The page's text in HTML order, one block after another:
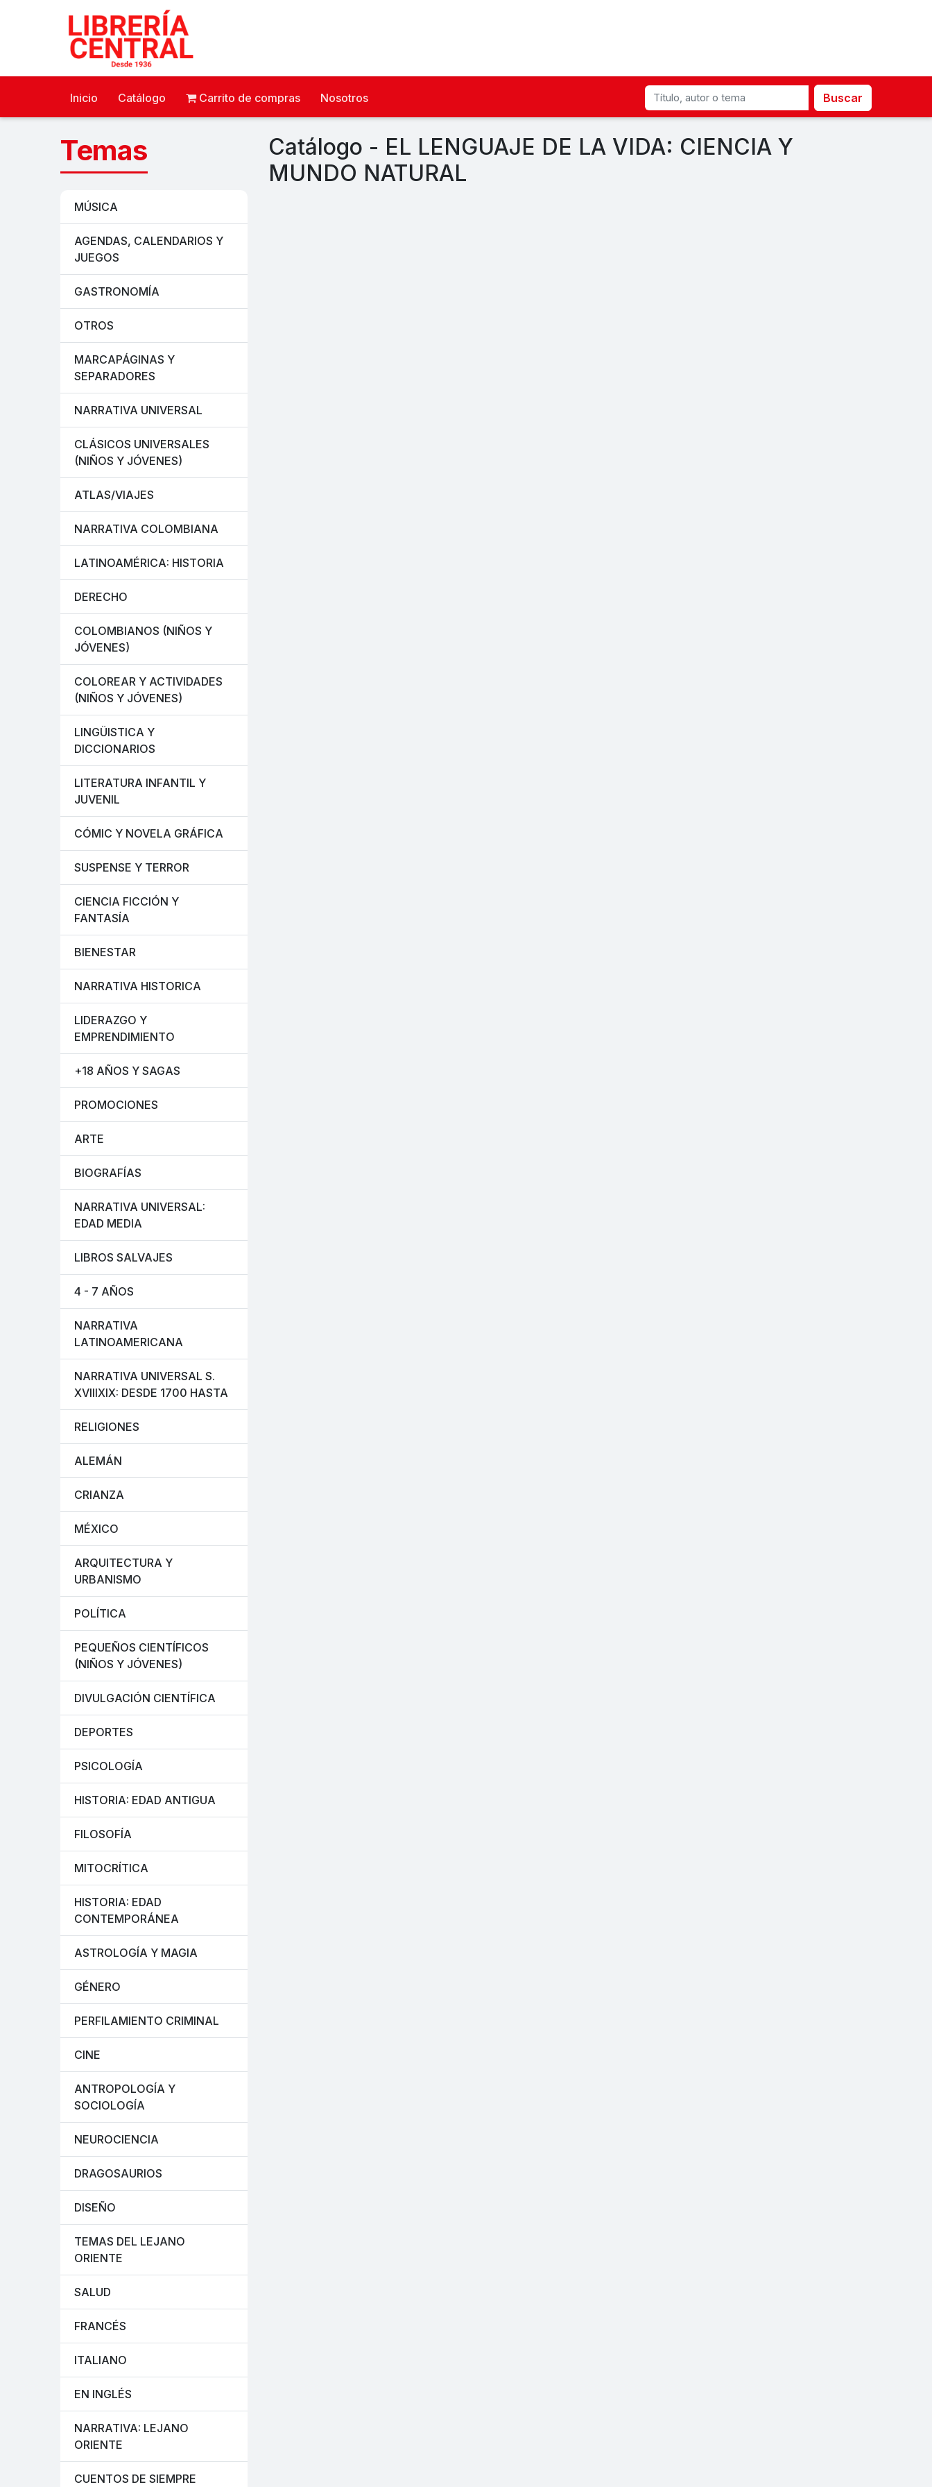
Inicio Catálogo Carrito de compras Nosotros Buscar
Temas
MÚSICA
AGENDAS, CALENDARIOS Y
JUEGOS
GASTRONOMÍA
OTROS
MARCAPÁGINAS Y
SEPARADORES
NARRATIVA UNIVERSAL
CLÁSICOS UNIVERSALES
(NIÑOS Y JÓVENES)
ATLAS/VIAJES
NARRATIVA COLOMBIANA
LATINOAMÉRICA: HISTORIA
DERECHO
COLOMBIANOS (NIÑOS Y
JÓVENES)
COLOREAR Y ACTIVIDADES
(NIÑOS Y JÓVENES)
LINGÜISTICA Y
DICCIONARIOS
LITERATURA INFANTIL Y
JUVENIL
CÓMIC Y NOVELA GRÁFICA
SUSPENSE Y TERROR
CIENCIA FICCIÓN Y
FANTASÍA
BIENESTAR
NARRATIVA HISTORICA
LIDERAZGO Y
EMPRENDIMIENTO
+18 AÑOS Y SAGAS
PROMOCIONES
ARTE
BIOGRAFÍAS
NARRATIVA UNIVERSAL:
EDAD MEDIA
LIBROS SALVAJES
4 - 7 AÑOS
NARRATIVA
LATINOAMERICANA
NARRATIVA UNIVERSAL S.
XVIIIXIX: DESDE 1700 HASTA
RELIGIONES
ALEMÁN
CRIANZA
MÉXICO
ARQUITECTURA Y
URBANISMO
POLÍTICA
PEQUEÑOS CIENTÍFICOS
(NIÑOS Y JÓVENES)
DIVULGACIÓN CIENTÍFICA
DEPORTES
PSICOLOGÍA
HISTORIA: EDAD ANTIGUA
FILOSOFÍA
MITOCRÍTICA
HISTORIA: EDAD
CONTEMPORÁNEA
ASTROLOGÍA Y MAGIA
GÉNERO
PERFILAMIENTO CRIMINAL
CINE
ANTROPOLOGÍA Y
SOCIOLOGÍA
NEUROCIENCIA
DRAGOSAURIOS
DISEÑO
TEMAS DEL LEJANO
ORIENTE
SALUD
FRANCÉS
ITALIANO
EN INGLÉS
NARRATIVA: LEJANO
ORIENTE
CUENTOS DE SIEMPRE
Catálogo - EL LENGUAJE DE LA VIDA: CIENCIA Y
MUNDO NATURAL